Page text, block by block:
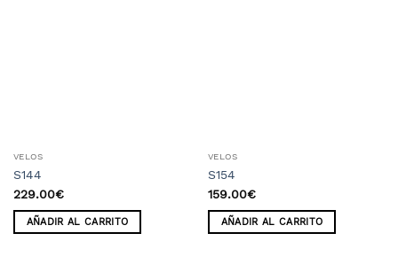
VELOS
S144
229.00€
AÑADIR AL CARRITO
VELOS
S154
159.00€
AÑADIR AL CARRITO